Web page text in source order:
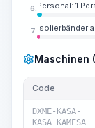
6. Personal: 1
7.
Maschinen
Code
DXME-KASA-
KASA_KAMESA